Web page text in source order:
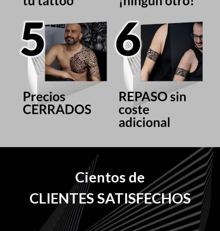
Cientos de
CLIENTES SATISFECHOS